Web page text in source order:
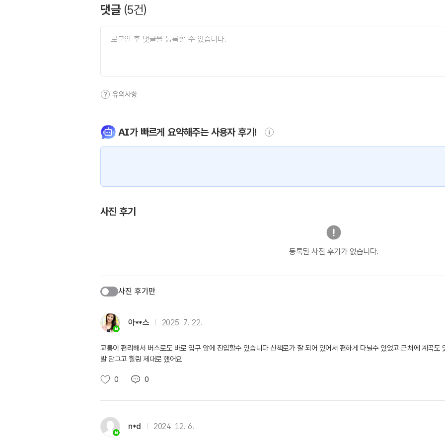
댓글 (5건)
유의사항
AI가 빠르게 요약해주는 사용자 후기!
사진 후기
등록된 사진 후기가 없습니다.
사진 후기만
아**스 2025. 7. 22.
교통이 편리해서 버스로도 바로 입구 앞에 진입할수 있습니다 산책로가 잘 되어 있어서 편하게 다닐수 있었고 근처에 계곡도
발 담그고 힐링 제대로 했어요
0 0
n*d 2024. 12. 6.